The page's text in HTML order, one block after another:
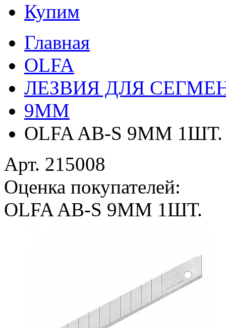
Купим
Главная
OLFA
ЛЕЗВИЯ ДЛЯ
9ММ
OLFA AB-S 9ММ 1ШТ.
Арт. 215008
Оценка покупателей:
OLFA AB-S 9ММ 1ШТ.